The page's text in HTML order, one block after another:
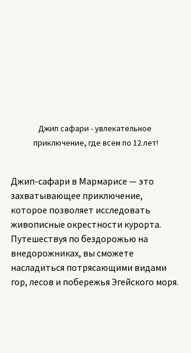
Джип сафари - увлекательное
приключение, где всем по 12 лет!
Джип-сафари в Мармарисе — это
захватывающее приключение,
которое позволяет исследовать
живописные окрестности курорта.
Путешествуя по бездорожью на
внедорожниках, вы сможете
насладиться потрясающими видами
гор, лесов и побережья Эгейского моря.